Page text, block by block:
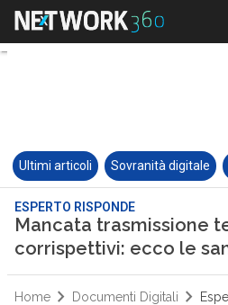
Ultimi articoli Sovranità digitale
ESPERTO RISPONDE
Mancata trasmissione
corrispettivi: ecco le
Home Documenti Digitali